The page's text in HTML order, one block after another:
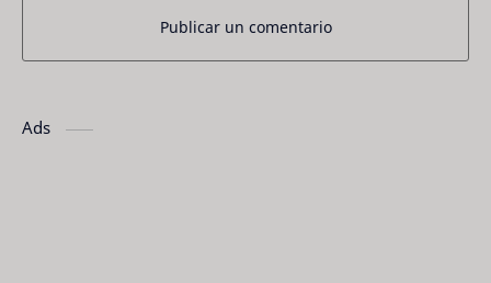
Publicar un comentario
Ads